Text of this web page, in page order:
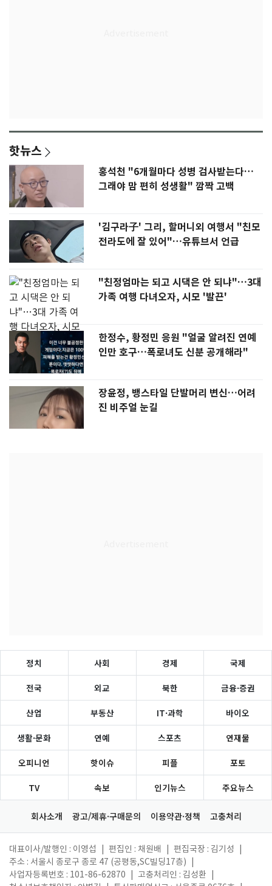
핫뉴스
홍석천 "6개월마다 성병 검사받는다…
그래야 맘 편히 성생활" 깜짝 고백
'김구라子' 그리, 할머니외 여행서 "친모
전라도에 잘 있어"…유튜브서 언급
"친정엄마는 되고 시댁은 안 되냐"…3대
가족 여행 다녀오자, 시모 '발끈'
한정수, 황정민 응원 "얼굴 알려진 연예
인만 호구…폭로녀도 신분 공개해라"
장윤정, 뱅스타일 단발머리 변신…어려
진 비주얼 눈길
정치 사회 경제 국제
전국 외교 북한 금융·증권
산업 부동산 IT·과학 바이오
생활·문화 연예 스포츠 연재물
오피니언 핫이슈 피플 포토
TV 속보 인기뉴스 주요뉴스
회사소개 광고/제휴·구매문의 이용약관·정책 고충처리
대표이사/발행인 : 이영섭 편집인 : 채원배 편집국장 : 김기성
주소 : 서울시 종로구 종로 47 (공평동,SC빌딩17층)
사업자등록번호 : 101-86-62870
고충처리인 : 김성환